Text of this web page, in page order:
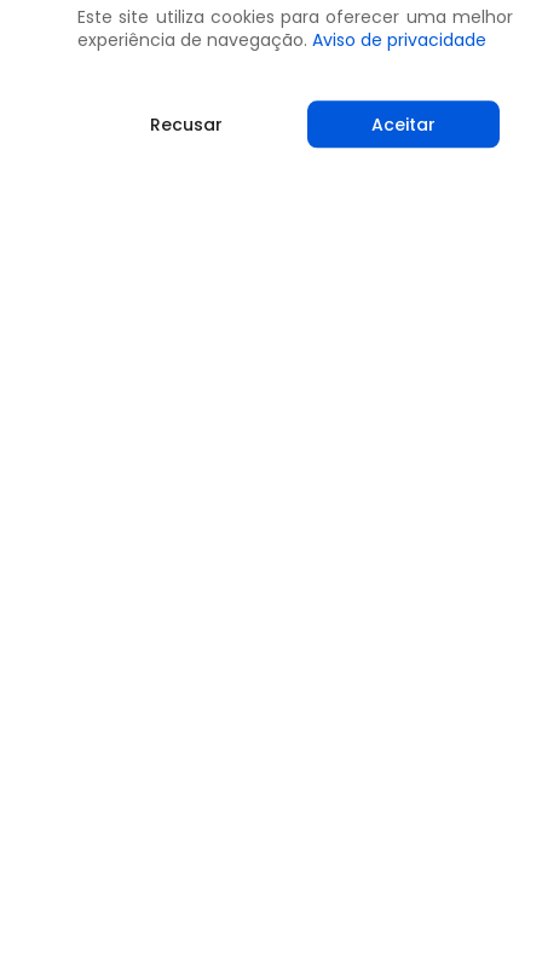
Este site utiliza cookies para oferecer uma melhor
experiência de navegação. Aviso de privacidade
Recusar Aceitar